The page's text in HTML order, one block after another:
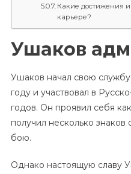
Какие достижения
карьере?
Ушаков
Ушаков начал свою службу
году и участвовал в
годов. Он проявил себя
получил несколько знаков
бою.
Однако настоящую славу